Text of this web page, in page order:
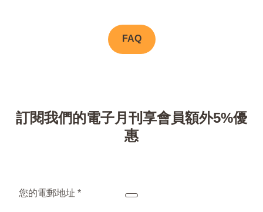
FAQ
訂閱我們的電子月刊享會員額外5%優
惠
您的電郵地址 *